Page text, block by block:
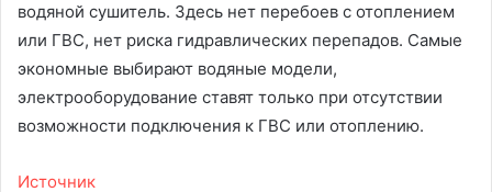
водяной сушитель. Здесь нет перебоев с отоплением
или ГВС, нет риска гидравлических перепадов. Самые
экономные выбирают водяные модели,
электрооборудование ставят только при отсутствии
возможности подключения к ГВС или отоплению.
Источник